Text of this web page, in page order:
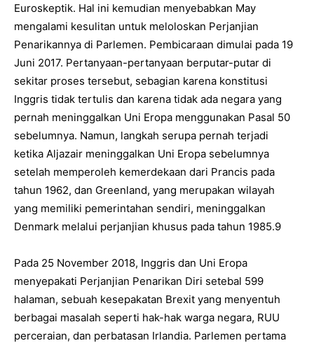
Euroskeptik. Hal ini kemudian menyebabkan May
mengalami kesulitan untuk meloloskan Perjanjian
Penarikannya di Parlemen. Pembicaraan dimulai pada 19
Juni 2017. Pertanyaan-pertanyaan berputar-putar di
sekitar proses tersebut, sebagian karena konstitusi
Inggris tidak tertulis dan karena tidak ada negara yang
pernah meninggalkan Uni Eropa menggunakan Pasal 50
sebelumnya. Namun, langkah serupa pernah terjadi
ketika Aljazair meninggalkan Uni Eropa sebelumnya
setelah memperoleh kemerdekaan dari Prancis pada
tahun 1962, dan Greenland, yang merupakan wilayah
yang memiliki pemerintahan sendiri, meninggalkan
Denmark melalui perjanjian khusus pada tahun 1985.9
Pada 25 November 2018, Inggris dan Uni Eropa
menyepakati Perjanjian Penarikan Diri setebal 599
halaman, sebuah kesepakatan Brexit yang menyentuh
berbagai masalah seperti hak-hak warga negara, RUU
perceraian, dan perbatasan Irlandia. Parlemen pertama